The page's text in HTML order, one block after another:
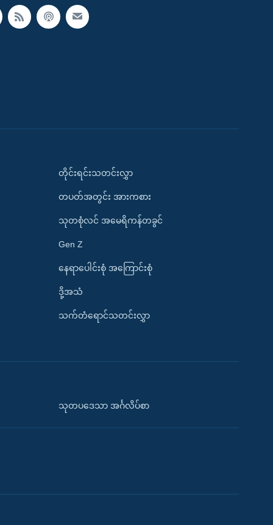
တိုင်းရင်းသတင်းလွှာ
တပတ်အတွင်း အားကစား
သုတစုံလင် အမေရိကန်တခွင်
Gen Z
နေရာပေါင်းစုံ အကြောင်းစုံ
ဒို့အသံ
သက်တံရောင်သတင်းလွှာ
သုတပဒေသာ အင်္ဂလိပ်စာ